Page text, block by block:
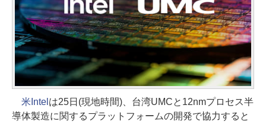
米Intel は25日(現地時間)、台湾UMCと12nmプロセス半
導体製造に関するプラットフォームの開発で協力すると